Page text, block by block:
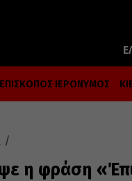
ΙΕΡΩΝΥΜΟΣ
/
η φράση